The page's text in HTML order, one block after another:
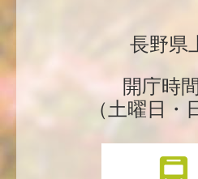
長野県
開庁時
（土曜日